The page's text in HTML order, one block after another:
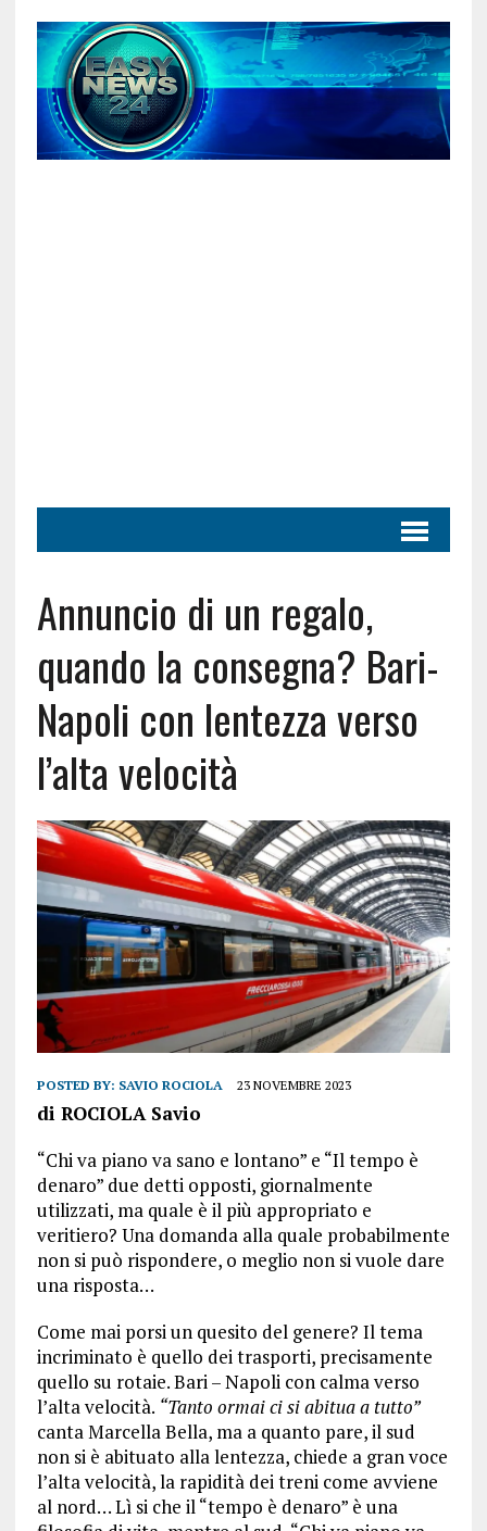
Annuncio di un regalo,
quando la consegna? Bari-
Napoli con lentezza verso
l’alta velocità
POSTED BY: SAVIO ROCIOLA 23 NOVEMBRE 2023
di ROCIOLA Savio
“Chi va piano va sano e lontano” e “Il tempo è
denaro” due detti opposti, giornalmente
utilizzati, ma quale è il più appropriato e
veritiero? Una domanda alla quale probabilmente
non si può rispondere, o meglio non si vuole dare
una risposta…
Come mai porsi un quesito del genere? Il tema
incriminato è quello dei trasporti, precisamente
quello su rotaie. Bari – Napoli con calma verso
l’alta velocità. “Tanto ormai ci si abitua a tutto”
canta Marcella Bella, ma a quanto pare, il sud
non si è abituato alla lentezza, chiede a gran voce
l’alta velocità, la rapidità dei treni come avviene
al nord… Lì si che il “tempo è denaro” è una